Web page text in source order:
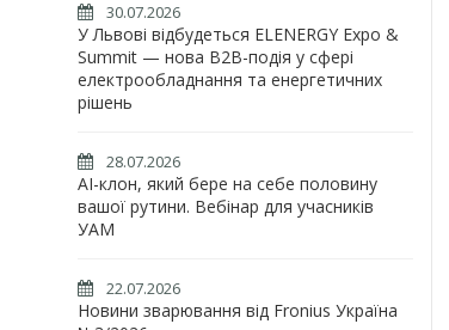
30.07.2026
У Львові відбудеться ELENERGY Expo &
Summit — нова B2B-подія у сфері
електрообладнання та енергетичних
рішень
28.07.2026
AI-клон, який бере на себе половину
вашої рутини. Вебінар для учасників
УАМ
22.07.2026
Новини зварювання від Fronius Україна